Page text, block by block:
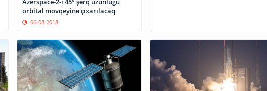
orbital mövqeyinə çıxarılacaq
06-08-2018